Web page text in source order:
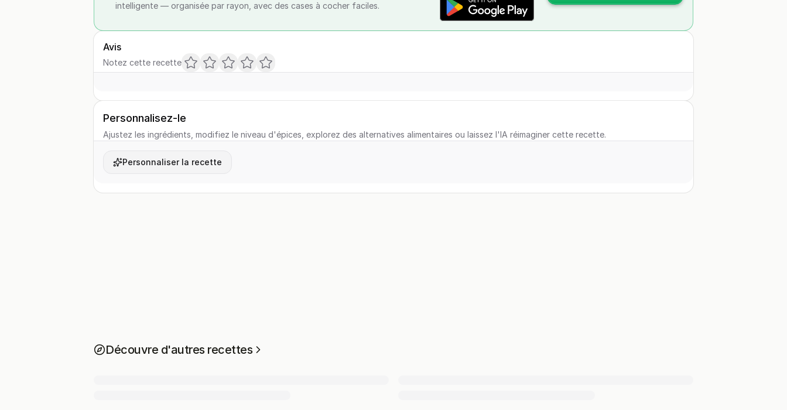
intelligente — organisée par rayon, avec des cases à cocher faciles.
Avis
Notez cette recette
Personnalisez-le
Ajustez les ingrédients, modifiez le niveau d'épices, explorez des alternatives alimentaires ou laissez l'IA réimaginer cette recette.
Personnaliser la recette
Découvre d'autres recettes